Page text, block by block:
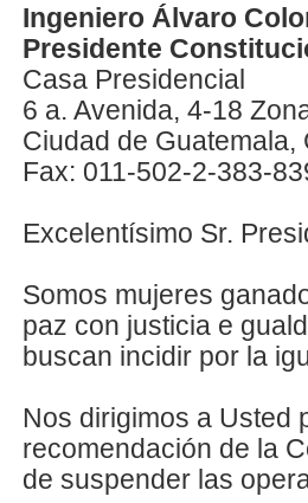
Ingeniero Álvaro
Presidente
Casa Presidencial
6 a. Avenida, 4-18
Ciudad de Guatemala,
Fax: 011-502-2-383-
Excelentísimo Sr.
Somos mujeres
paz con justicia e
buscan incidir por la
Nos dirigimos a Usted
recomendación de la
de suspender las